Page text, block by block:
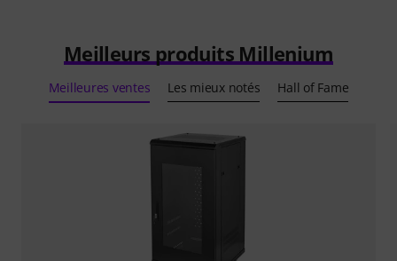
Meilleurs produits Millenium
Meilleures ventes Les mieux notés Hall of Fame